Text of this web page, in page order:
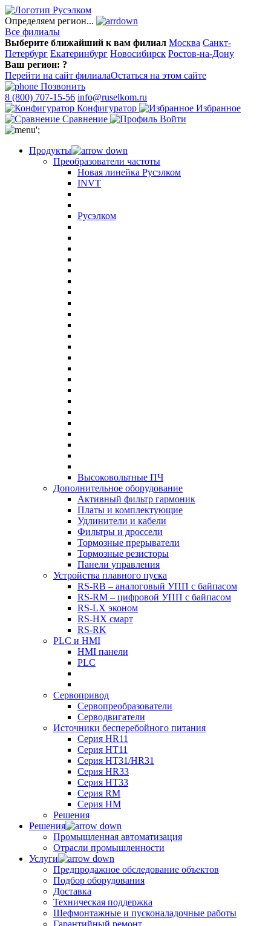
Определяем регион...
Все филиалы
Выберите ближайший к вам филиал Москва Санкт-
Петербург Екатеринбург Новосибирск Ростов-на-Дону
Ваш регион: ?
Перейти на сайт филиалаОстаться на этом сайте
Позвонить
8 (800) 707-15-56 info@ruselkom.ru
Конфигуратор
Избранное
Сравнение
Войти
';
Продукты
Преобразователи частоты
Новая линейка Русэлком
INVT
Русэлком
Высоковольтные ПЧ
Дополнительное оборудование
Активный фильтр гармоник
Платы и комплектующие
Удлинители и кабели
Фильтры и дроссели
Тормозные прерыватели
Тормозные резисторы
Панели управления
Устройства плавного пуска
RS-RB – аналоговый УПП с байпасом
RS-RM – цифровой УПП с байпасом
RS-LX эконом
RS-HX смарт
RS-RK
PLC и HMI
HMI панели
PLC
Сервопривод
Сервопреобразователи
Серводвигатели
Источники бесперебойного питания
Серия HR11
Серия HT11
Серия HT31/HR31
Серия HR33
Серия HT33
Серия RM
Серия HM
Решения
Решения
Промышленная автоматизация
Отрасли промышленности
Услуги
Предпродажное обследование объектов
Подбор оборудования
Доставка
Техническая поддержка
Шефмонтажные и пусконаладочные работы
Гарантийный ремонт